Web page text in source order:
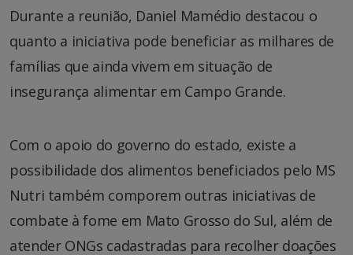
Durante a reunião, Daniel Mamédio destacou o
quanto a iniciativa pode beneficiar as milhares de
famílias que ainda vivem em situação de
insegurança alimentar em Campo Grande.
Com o apoio do governo do estado, existe a
possibilidade dos alimentos beneficiados pelo MS
Nutri também comporem outras iniciativas de
combate à fome em Mato Grosso do Sul, além de
atender ONGs cadastradas para recolher doações